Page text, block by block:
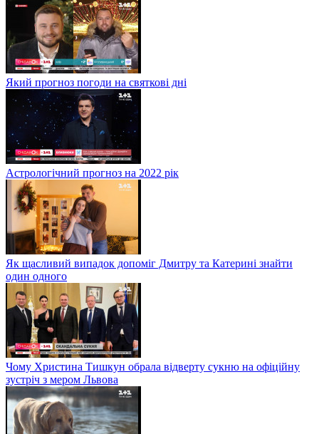
Який прогноз погоди на святкові дні
Астрологічний прогноз на 2022 рік
Як щасливий випадок допоміг Дмитру та Катерині знайти
один одного
Чому Христина Тишкун обрала відверту сукню на офіційну
зустріч з мером Львова